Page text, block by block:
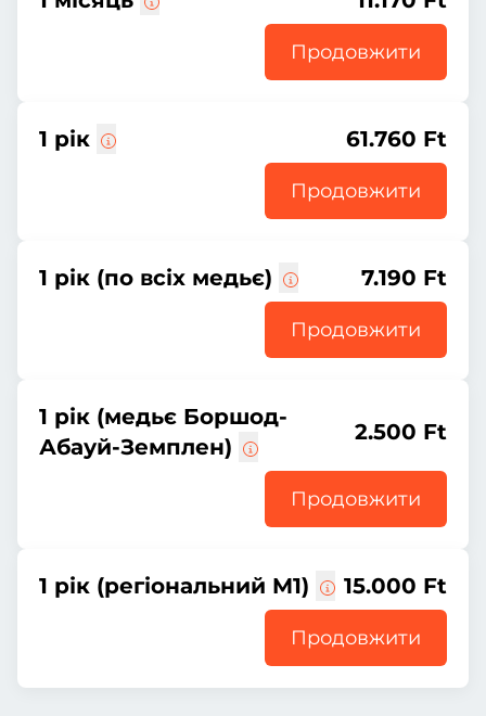
Продовжити
1 рік 61.760 Ft
Продовжити
1 рік (по всіх медьє) 7.190 Ft
Продовжити
1 рік (медьє Боршод-
Абауй-Земплен)
2.500 Ft
Продовжити
1 рік (регіональний M1) 15.000 Ft
Продовжити